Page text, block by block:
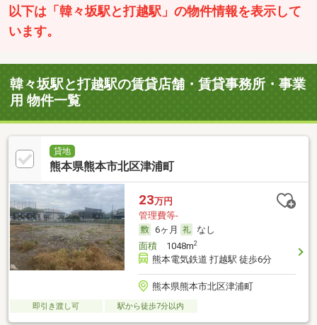
以下は「韓々坂駅と打越駅」の物件情報を表示して
います。
韓々坂駅と打越駅の賃貸店舗・賃貸事務所・事業
用 物件一覧
貸地
熊本県熊本市北区津浦町
23万円
管理費等-
6ヶ月
なし
面積1048m2
熊本電気鉄道 打越駅 徒歩6分
熊本県熊本市北区津浦町
即引き渡し可 駅から徒歩7分以内